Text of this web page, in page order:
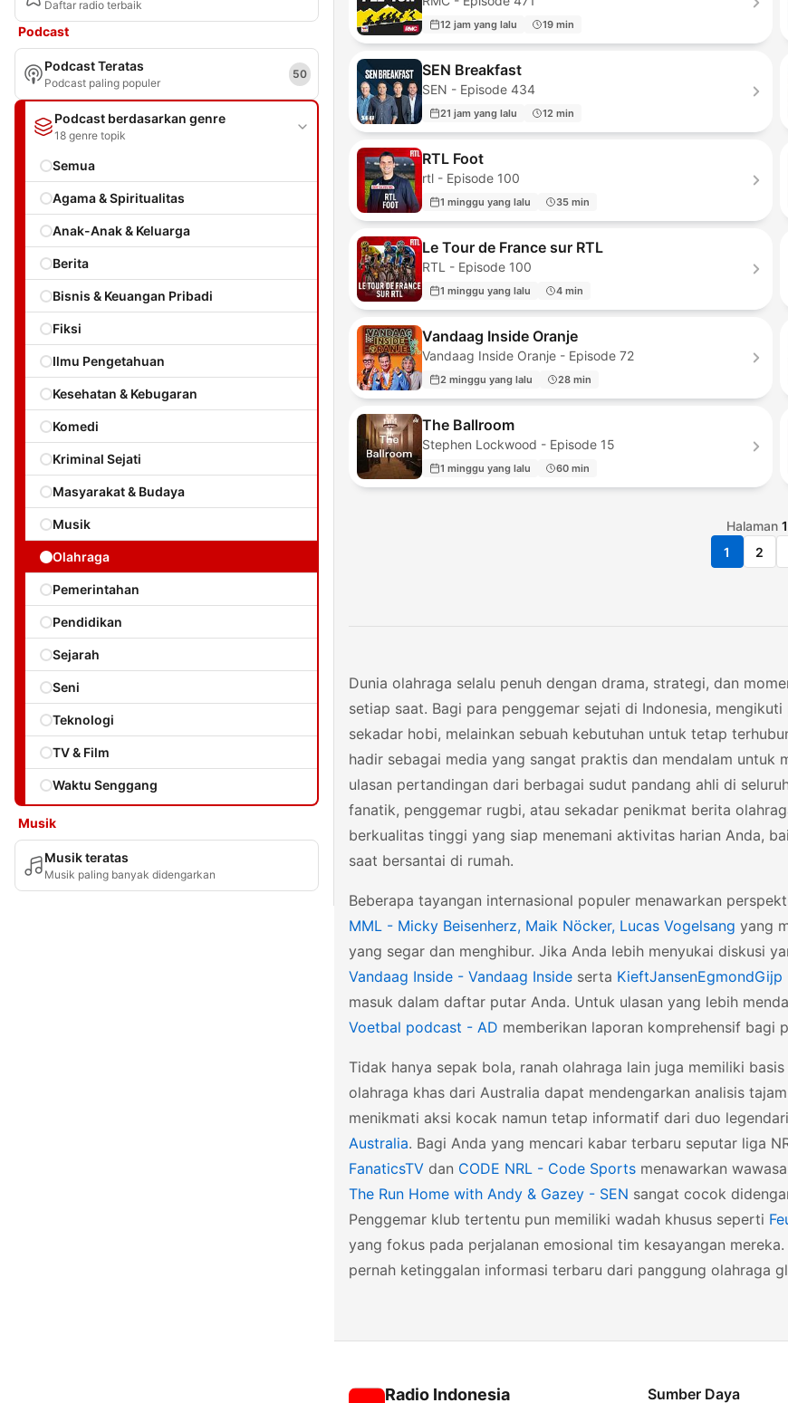
Daftar radio terbaik
Podcast
Podcast Teratas
Podcast paling populer
50
Podcast berdasarkan genre
18 genre topik
Semua
Agama & Spiritualitas
Anak-Anak & Keluarga
Berita
Bisnis & Keuangan Pribadi
Fiksi
Ilmu Pengetahuan
Kesehatan & Kebugaran
Komedi
Kriminal Sejati
Masyarakat & Budaya
Musik
Olahraga
Pemerintahan
Pendidikan
Sejarah
Seni
Teknologi
TV & Film
Waktu Senggang
Musik
Musik teratas
Musik paling banyak didengarkan
12 jam yang lalu 19 min
SEN Breakfast
SEN - Episode 434
21 jam yang lalu 12 min
RTL Foot
rtl - Episode 100
1 minggu yang lalu 35 min
Le Tour de France sur RTL
RTL - Episode 100
1 minggu yang lalu 4 min
Vandaag Inside Oranje
Vandaag Inside Oranje - Episode 72
2 minggu yang lalu 28 min
The Ballroom
Stephen Lockwood - Episode 15
1 minggu yang lalu 60 min
Halaman 1
1
2
Dunia olahraga selalu penuh dengan drama, strategi, dan
setiap saat. Bagi para penggemar sejati di Indonesia,
sekadar hobi, melainkan sebuah kebutuhan untuk tetap
hadir sebagai media yang sangat praktis dan mendalam untuk
ulasan pertandingan dari berbagai sudut pandang ahli di
fanatik, penggemar rugbi, atau sekadar penikmat berita
berkualitas tinggi yang siap menemani aktivitas harian Anda,
saat bersantai di rumah.
Beberapa tayangan internasional populer menawarkan
MML - Micky Beisenherz, Maik Nöcker, Lucas Vogelsang yang
yang segar dan menghibur. Jika Anda lebih menyukai diskusi
Vandaag Inside - Vandaag Inside serta
masuk dalam daftar putar Anda. Untuk ulasan yang lebih
Voetbal podcast - AD memberikan laporan komprehensif bagi
Tidak hanya sepak bola, ranah olahraga lain juga memiliki
olahraga khas dari Australia dapat mendengarkan analisis
menikmati aksi kocak namun tetap informatif dari duo
Australia. Bagi Anda yang mencari kabar terbaru seputar liga
FanaticsTV dan CODE NRL - Code Sports menawarkan
The Run Home with Andy & Gazey - SEN sangat cocok
Penggemar klub tertentu pun memiliki wadah khusus seperti
yang fokus pada perjalanan emosional tim kesayangan
pernah ketinggalan informasi terbaru dari panggung olahraga
Radio Indonesia Sumber Daya